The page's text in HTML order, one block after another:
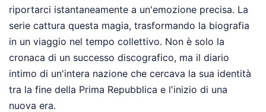
riportarci istantaneamente a un'emozione precisa. La
serie cattura questa magia, trasformando la biografia
in un viaggio nel tempo collettivo. Non è solo la
cronaca di un successo discografico, ma il diario
intimo di un'intera nazione che cercava la sua identità
tra la fine della Prima Repubblica e l'inizio di una
nuova era.